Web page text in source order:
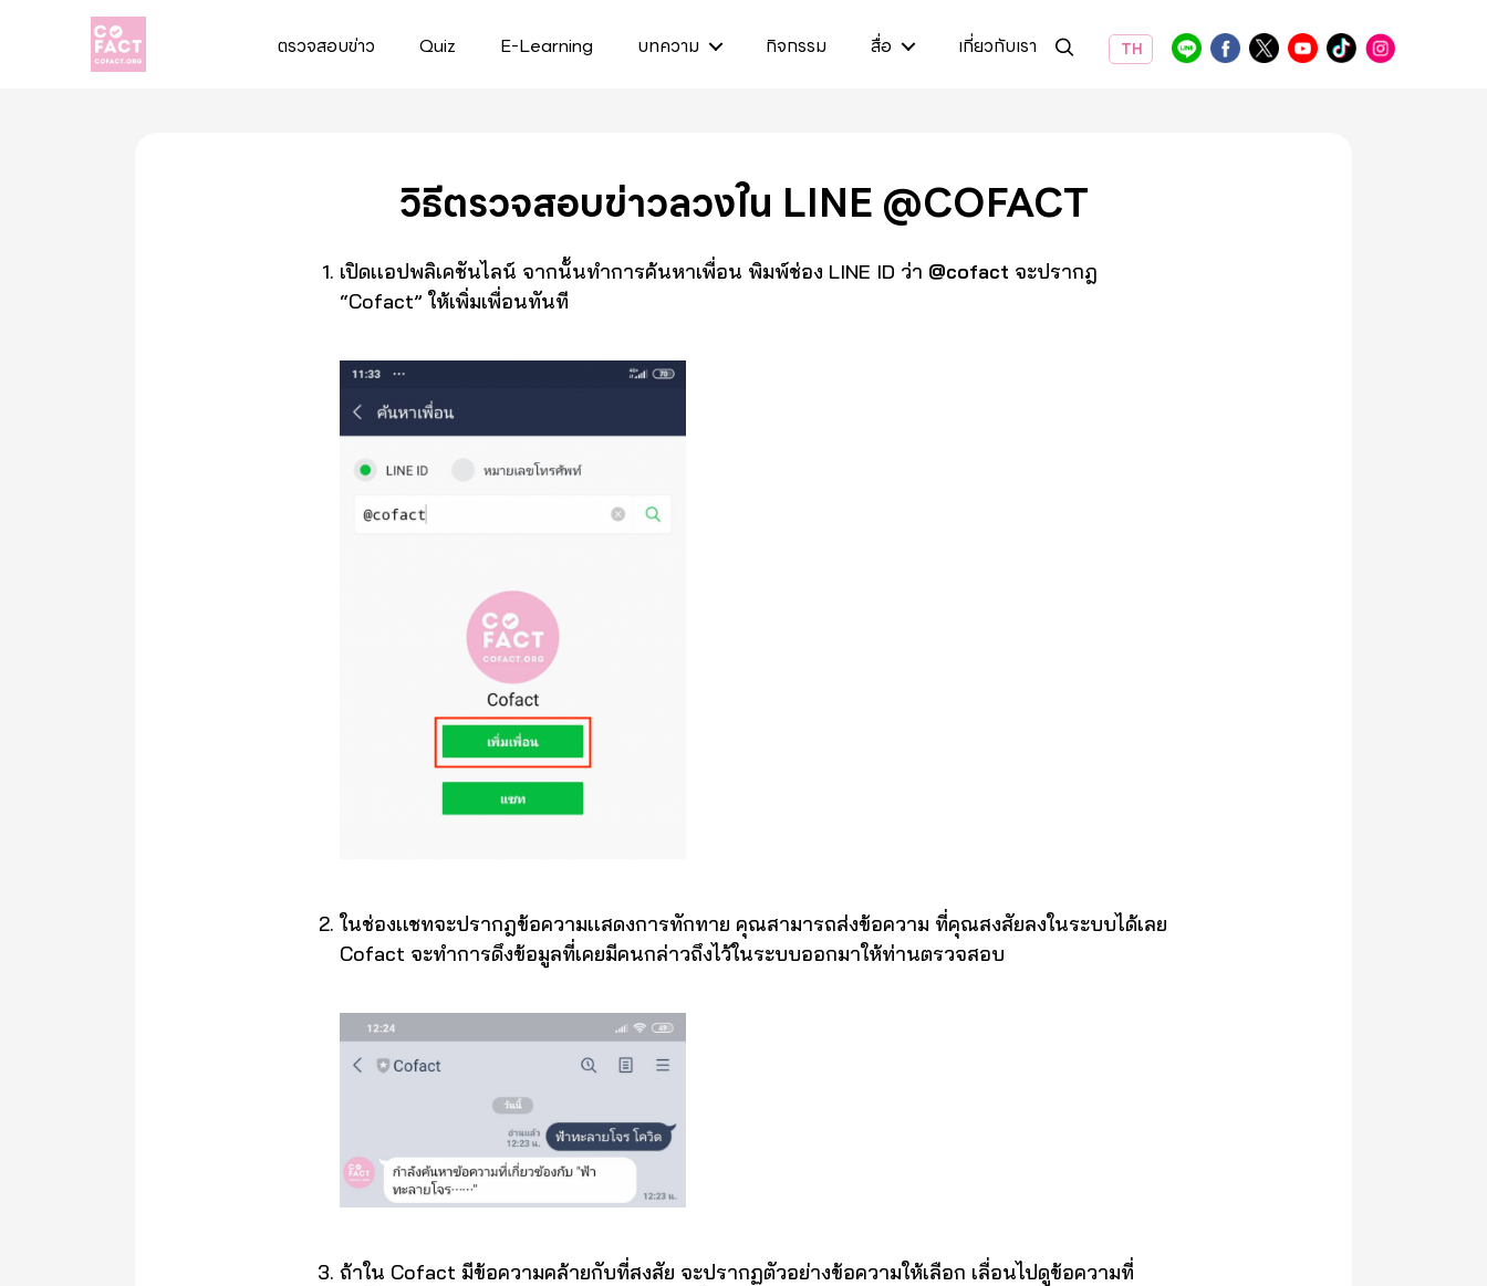
ตรวจสอบข่าว Quiz E-Learning บทความ กิจกรรม สื่อ เกี่ยวกับเรา TH
วิธีตรวจสอบข่าวลวงใน LINE @COFACT
เปิดเเอปพลิเคชันไลน์ จากนั้นทำการค้นหาเพื่อน พิมพ์ช่อง LINE ID ว่า @cofact จะปรากฎ
“Cofact” ให้เพิ่มเพื่อนทันที
ในช่องเเชทจะปรากฎข้อความเเสดงการทักทาย คุณสามารถส่งข้อความ ที่คุณสงสัยลงในระบบได้เลย
Cofact จะทำการดึงข้อมูลที่เคยมีคนกล่าวถึงไว้ในระบบออกมาให้ท่านตรวจสอบ
ถ้าใน Cofact มีข้อความคล้ายกับที่สงสัย จะปรากฏตัวอย่างข้อความให้เลือก เลื่อนไปดูข้อความที่